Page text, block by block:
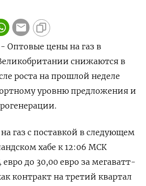
Оптовые цены на газ в
снижаются в
роста на прошлой неделе
уровню предложения и
газ с поставкой в следующем
хабе к 12:06 МСК
евро до 30,00 евро за мегаватт-
контракт на третий квартал